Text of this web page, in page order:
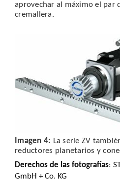
aprovechar al máximo el par
cremallera.
Imagen 4: La serie ZV
reductores planetarios y
Derechos de las fotografías:
GmbH + Co. KG